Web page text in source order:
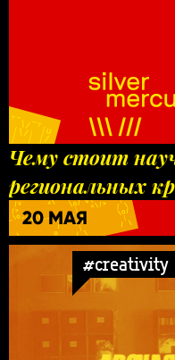
Чему стоит
региональных
20 МАЯ
#creativity